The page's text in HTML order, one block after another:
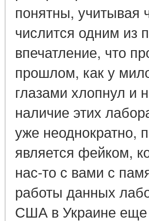
понятны, учитывая
числится одним из
впечатление, что
прошлом, как у
глазами хлопнул и
наличие этих
уже неоднократно,
является фейком,
нас-то с вами с
работы данных
США в Украине еще